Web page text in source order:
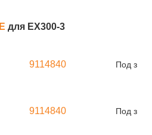
для EX300-3
9114840 Под
9114840 Под